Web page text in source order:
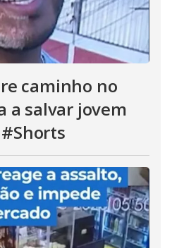
caminho no
a salvar jovem